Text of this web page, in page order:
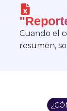
Cuando el
resumen,